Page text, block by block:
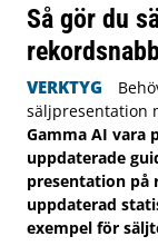
Så gör du
VERKTYG
säljpresentation
Gamma AI vara
uppdaterade
presentation på
uppdaterad
exempel för